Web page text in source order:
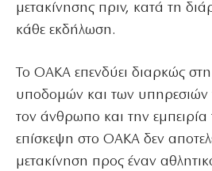
μετακίνησης πριν, κατά τη
κάθε εκδήλωση.
Το ΟΑΚΑ επενδύει διαρκώς
υποδομών και των υπηρεσιών
τον άνθρωπο και την εμπειρία
επίσκεψη στο ΟΑΚΑ δεν
μετακίνηση προς έναν